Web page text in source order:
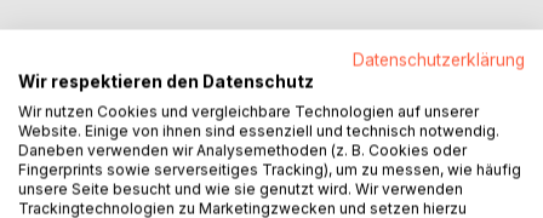
Gewalt ist Konstrukteur der Infrastruktur, in der wir leben.
Sie ist motiviert von antikapitalistischer Ideologie, die
verkündet, freiwilliges Handeln der Menschen würde ihnen
selber schaden: zum eigenen Nutzen müssten sie durch
die Gewalt unterworfen werden, einer Gewalt, die freilich
ganz bestimmten Interessen dient und keineswegs einer
anonymen Allgemeinheit. Diesen ursprünglich von Paul
Datenschutzerklärung
Wir respektieren den Datenschutz
Wir nutzen Cookies und vergleichbare Technologien auf unserer
Website. Einige von ihnen sind essenziell und technisch notwendig.
Daneben verwenden wir Analysemethoden (z. B. Cookies oder
Fingerprints sowie serverseitiges Tracking), um zu messen, wie häufig
unsere Seite besucht und wie sie genutzt wird. Wir verwenden
Trackingtechnologien zu Marketingzwecken und setzen hierzu